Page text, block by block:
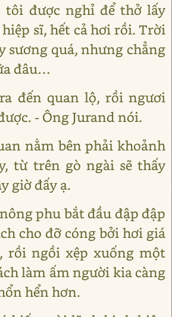
tôi được nghỉ để thở lấy
sĩ, hết cả hơi rồi. Trời
sương quá, nhưng chẳng
đâu…
đến quan lộ, rồi ngươi
- Ông Jurand nói.
nằm bên phải khoảnh
từ trên gò ngài sẽ thấy
giờ đấy ạ.
phu bắt đầu đập đập
cho đỡ cóng bởi hơi giá
rồi ngồi xệp xuống một
làm ấm người kia càng
hển hơn.